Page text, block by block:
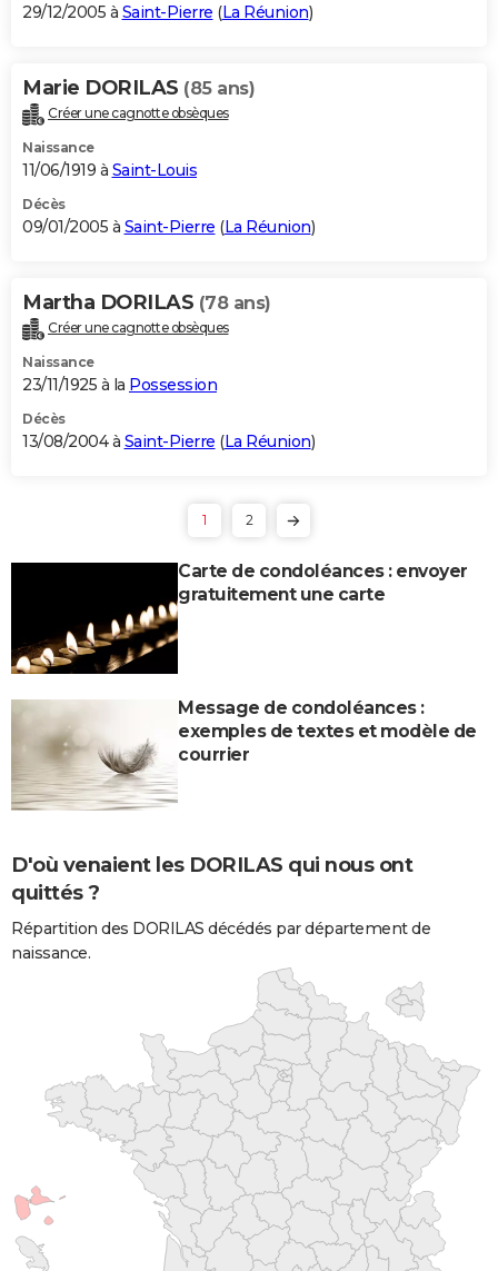
29/12/2005 à Saint-Pierre (La Réunion)
Marie DORILAS (85 ans)
Créer une cagnotte obsèques
Naissance
11/06/1919 à Saint-Louis
Décès
09/01/2005 à Saint-Pierre (La Réunion)
Martha DORILAS (78 ans)
Créer une cagnotte obsèques
Naissance
23/11/1925 à la Possession
Décès
13/08/2004 à Saint-Pierre (La Réunion)
1 2
Carte de condoléances : envoyer
gratuitement une carte
Message de condoléances :
exemples de textes et modèle de
courrier
D'où venaient les DORILAS qui nous ont
quittés ?
Répartition des DORILAS décédés par département de
naissance.